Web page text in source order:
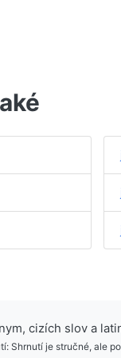
cizích slov a
Shrnutí je stručné, ale